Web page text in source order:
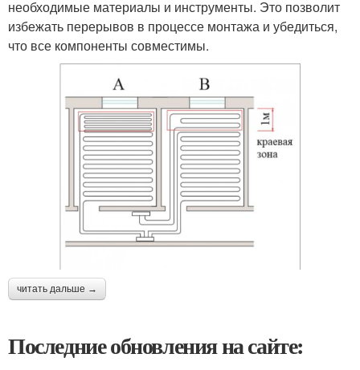
необходимые материалы и инструменты. Это позволит
избежать перерывов в процессе монтажа и убедиться,
что все компоненты совместимы.
читать дальше →
Последние обновления на сайте: